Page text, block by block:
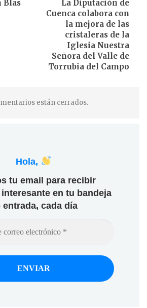
Blas
La Diputación de
Cuenca colabora con
la mejora de las
cristaleras de la
Iglesia Nuestra
Señora del Valle de
Torrubia del Campo
están cerrados.
Hola,
tu email para recibir
en tu bandeja
entrada, cada día